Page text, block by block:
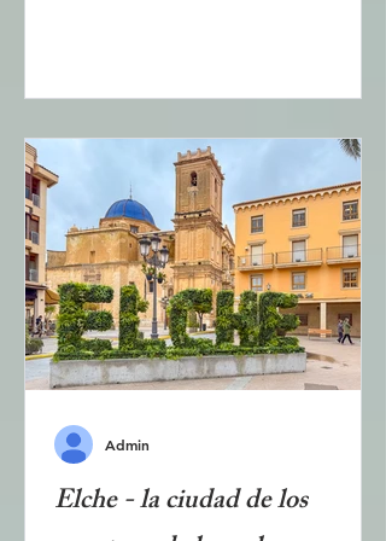
pasear, hacer ejercicio o
simplemente relajarse a la sombra
de un árbol. Este artículo describe
los parques más importantes de la
ciudad de Alicante. Los parques son
importantes zonas de recr
Elche - la ciudad de los
Admin